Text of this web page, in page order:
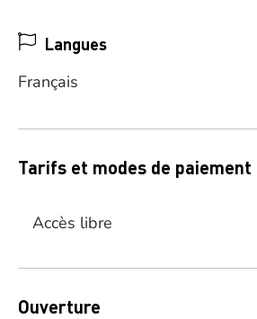
Langues
Français
Tarifs et modes de paiement
Accès libre
Ouverture